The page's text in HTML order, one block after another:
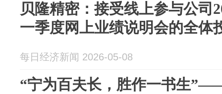
贝隆精密：接受线上参与公司
一季度网上业绩说明会的全体
每日经济新闻 2026-05-08
“宁为百夫长，胜作一书生